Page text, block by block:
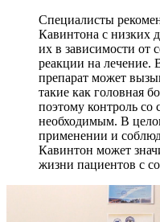
Специалисты
Кавинтона с низких
их в зависимости от
реакции на лечение.
препарат может
такие как головная
поэтому контроль со
необходимым. В
применении и
Кавинтон может
жизни пациентов с